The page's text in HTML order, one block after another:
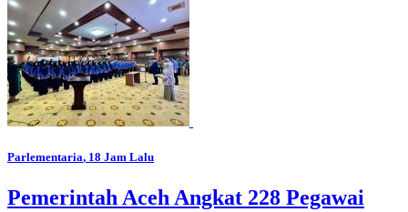
Parlementaria, 18 Jam Lalu
Pemerintah Aceh Angkat 228 Pegawai